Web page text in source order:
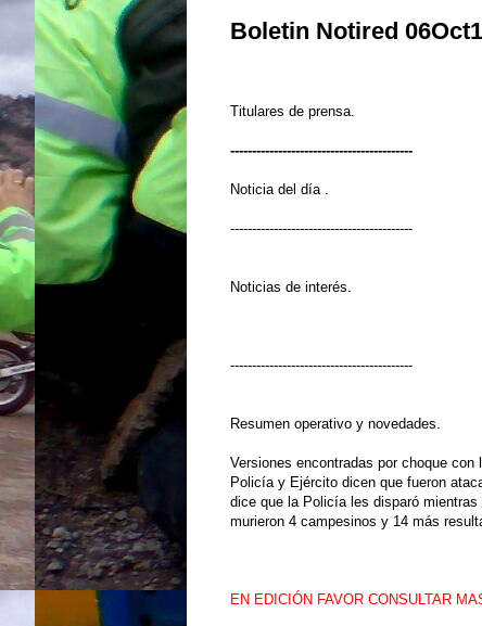
Boletin Notired
Titulares de prensa.
------------------------------------------
Noticia del día .
------------------------------------------
Noticias de interés.
------------------------------------------
Resumen operativo y novedades.
Versiones encontradas por choque
Policía y Ejército dicen que fueron
dice que la Policía les disparó
murieron 4 campesinos y 14 más
EN EDICIÓN FAVOR CONSULTAR